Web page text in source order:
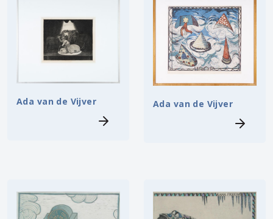
Ada van de Vijver Ada van de Vijver